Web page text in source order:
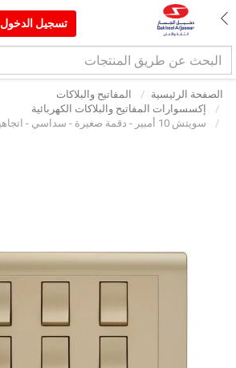
تسجيل الدخول
الصفحة الرئيسية
المفاتيح والبلاكات
إكسسوارات المفاتيح والبلاكات الكهربائية
سويتش 10 أمبير - دقمة صغيرة - سداسي - اتجاهين - ذهبي